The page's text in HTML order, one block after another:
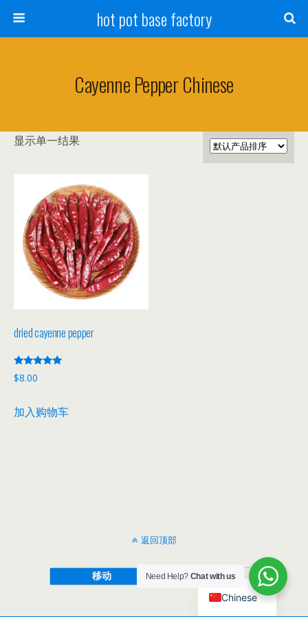
hot pot base factory
Cayenne Pepper Chinese
显示单一结果
dried cayenne pepper
评分
5.00
$8.00
加入购物车
返回顶部
移动 桌面
Need Help? Chat with us
Chinese